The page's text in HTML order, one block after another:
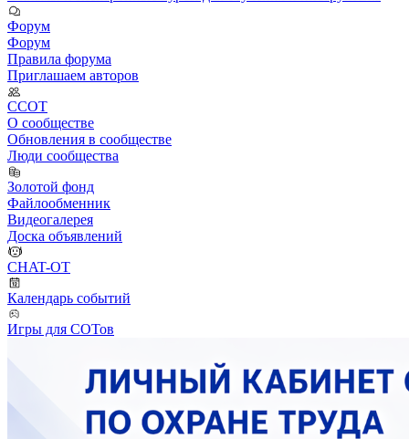
Форум
Форум
Правила форума
Приглашаем авторов
ССОТ
О сообществе
Обновления в сообществе
Люди сообщества
Золотой фонд
Файлообменник
Видеогалерея
Доска объявлений
CHAT-OT
Календарь событий
Игры для СОТов